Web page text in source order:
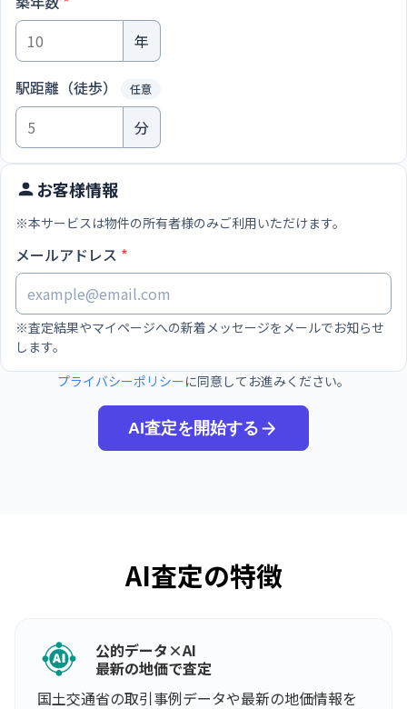
AI査定の特徴
公的データ×AI
最新の地価で査定
国土交通省の取引事例データや最新の地価情報を